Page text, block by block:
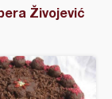
Živojević